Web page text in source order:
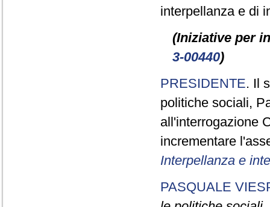
interpellanza e di
(Iniziative per
3-00440)
PRESIDENTE. Il
politiche sociali,
all'interrogazione
incrementare
Interpellanza e
PASQUALE